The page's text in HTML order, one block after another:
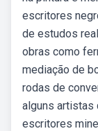
escritores
de estudos
obras como
mediação de
rodas de
alguns artistas
escritores